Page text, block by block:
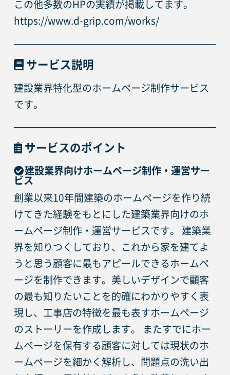
この他多数のHPの実績が掲載してます。
https://www.d-grip.com/works/
サービス説明
建設業界特化型のホームページ制作サービス
です。
サービスのポイント
建設業界向けホームページ制作・運営サー
ビス
創業以来10年間建築のホームページを作り続
けてきた経験をもとにした建築業界向けのホ
ームページ制作・運営サービスです。 建築業
界を知りつくしており、これから家を建てよ
うと思う顧客に最もアピールできるホームペ
ージを制作できます。美しいデザインで顧客
の最も知りたいことを的確にわかりやすく表
現し、工事店の特徴を最も表すホームページ
のストーリーを作成します。 またすでにホー
ムページを保有する顧客に対しては現状のホ
ームページを細かく解析し、問題点の洗い出